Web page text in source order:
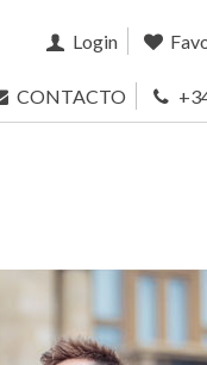
Login
CONTACTO